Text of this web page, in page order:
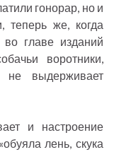
гонорар, но и
теперь же, когда
главе изданий
воротники,
не выдерживает
и настроение
лень, скука